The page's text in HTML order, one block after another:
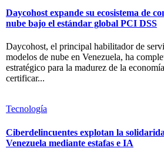
Daycohost expande su ecosistema de
nube bajo el estándar global PCI DSS
Daycohost, el principal habilitador de
modelos de nube en Venezuela, ha
estratégico para la madurez de la
certificar...
Tecnología
Ciberdelincuentes explotan la
Venezuela mediante estafas e IA